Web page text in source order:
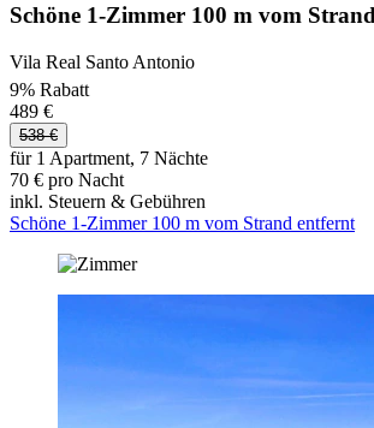
Schöne 1-Zimmer 100 m vom
Vila Real Santo Antonio
9% Rabatt
489 €
538 €
für 1 Apartment, 7 Nächte
70 € pro Nacht
inkl. Steuern & Gebühren
Schöne 1-Zimmer 100 m vom Strand entfernt